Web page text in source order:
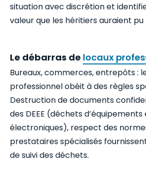
situation avec discrétion et
valeur que les héritiers auraient pu
Le débarras de locaux
Bureaux, commerces, entrepôts :
professionnel obéit à des règles
Destruction de documents
des DEEE (déchets
électroniques), respect des
prestataires spécialisés
de suivi des déchets.